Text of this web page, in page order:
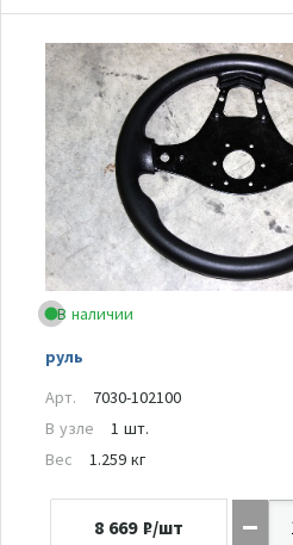
В наличии
руль
Арт.
7030-102100
В узле
1 шт.
Вес
1.259 кг
8 669 ₽/шт